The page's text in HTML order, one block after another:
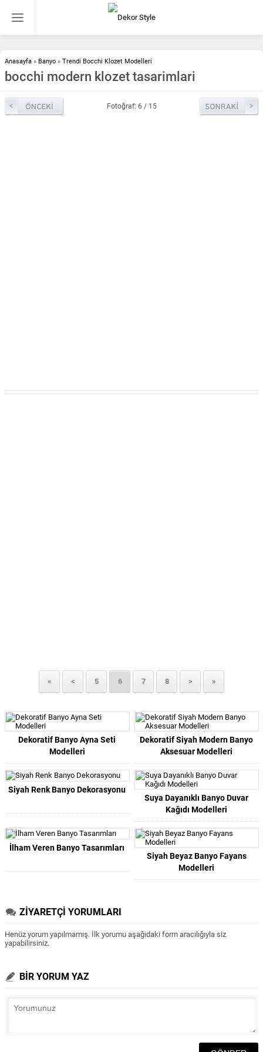
Anasayfa » Banyo » Trendi Bocchi Klozet Modelleri
bocchi modern klozet tasarimlari
Fotoğraf: 6 / 15
« < 5 6 7 8 > »
Dekoratif Banyo Ayna Seti
Modelleri
Dekoratif Siyah Modern Banyo
Aksesuar Modelleri
Siyah Renk Banyo Dekorasyonu
Suya Dayanıklı Banyo Duvar
Kağıdı Modelleri
İlham Veren Banyo Tasarımları
Siyah Beyaz Banyo Fayans
Modelleri
ZİYARETÇİ YORUMLARI
Henüz yorum yapılmamış. İlk yorumu aşağıdaki form aracılığıyla siz
yapabilirsiniz.
BİR YORUM YAZ